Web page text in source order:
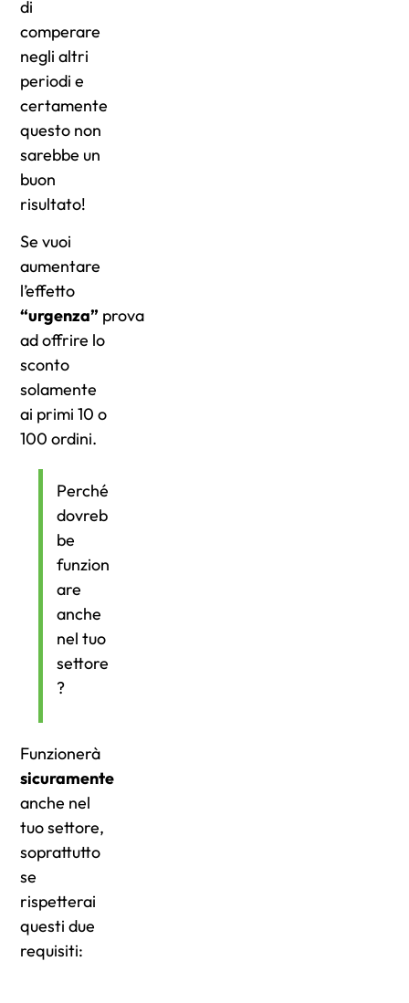
di
comperare
negli altri
periodi e
certamente
questo non
sarebbe un
buon
risultato!
Se vuoi
aumentare
l’effetto
“urgenza” prova
ad offrire lo
sconto
solamente
ai primi 10 o
100 ordini.
Perché
dovreb
be
funzion
are
anche
nel tuo
settore
?
Funzionerà
sicuramente
anche nel
tuo settore,
soprattutto
se
rispetterai
questi due
requisiti: